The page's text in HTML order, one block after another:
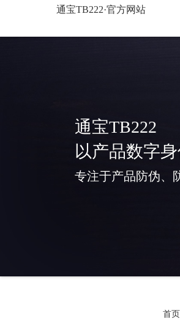
通宝TB222·官方网站
通宝TB222
以产品数字
专注于产品防伪、
首页